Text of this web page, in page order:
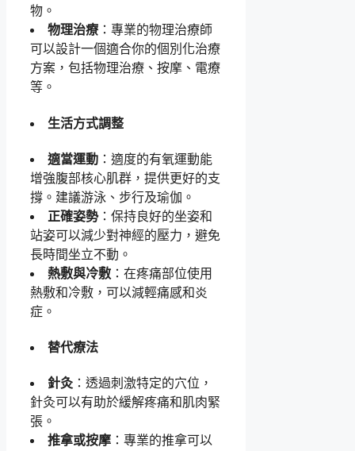
物。
物理治療 ：專業的物理治療師
可以設計一個適合你的個別化治療
方案，包括物理治療、按摩、電療
等。
生活方式調整
適當運動 ：適度的有氧運動能
增強腹部核心肌群，提供更好的支
撐。建議游泳、步行及瑜伽。
正確姿勢：保持良好的坐姿和
站姿可以減少對神經的壓力，避免
長時間坐立不動。
熱敷與冷敷 ：在疼痛部位使用
熱敷和冷敷，可以減輕痛感和炎
症。
替代療法
針灸 ：透過刺激特定的穴位，
針灸可以有助於緩解疼痛和肌肉緊
張。
推拿或按摩 ：專業的推拿可以